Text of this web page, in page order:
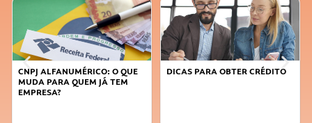
ALFANUMÉRICO: O QUE
PARA QUEM JÁ TEM
DICAS PARA OBTER CRÉDITO